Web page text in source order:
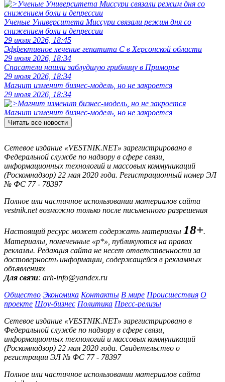
Ученые Университета Миссури связали режим дня со
снижением боли и депрессии
29 июля 2026, 18:45
Эффективное лечение гепатита C в Херсонской области
29 июля 2026, 18:34
Спасатели нашли заблудшую грибницу в Приморье
29 июля 2026, 18:34
Магнит изменит бизнес-модель, но не закроется
29 июля 2026, 18:34
Магнит изменит бизнес-модель, но не закроется
Читать все новости
Сетевое издание «VESTNIK.NET» зарегистрировано в
Федеральной службе по надзору в сфере связи,
информационных технологий и массовых коммуникаций
(Роскомнадзор) 22 мая 2020 года. Регистрационный номер ЭЛ
№ ФС 77 - 78397
Полное или частичное использовании материалов сайта
vestnik.net возможно только после письменного разрешения
Настоящий ресурс может содержать материалы 18+.
Материалы, помеченные «р*», публикуются на правах
рекламы. Редакция сайта не несет ответственности за
достоверность информации, содержащейся в рекламных
объявлениях
Для связи: arh-info@yandex.ru
Общество Экономика Контакты В мире Происшествия О
проекте Шоу-бизнес Политика Пресс-релизы
Сетевое издание «VESTNIK.NET» зарегистрировано в
Федеральной службе по надзору в сфере связи,
информационных технологий и массовых коммуникаций
(Роскомнадзор) 22 мая 2020 года. Свидетельство о
регистрации ЭЛ № ФС 77 - 78397
Полное или частичное использовании материалов сайта